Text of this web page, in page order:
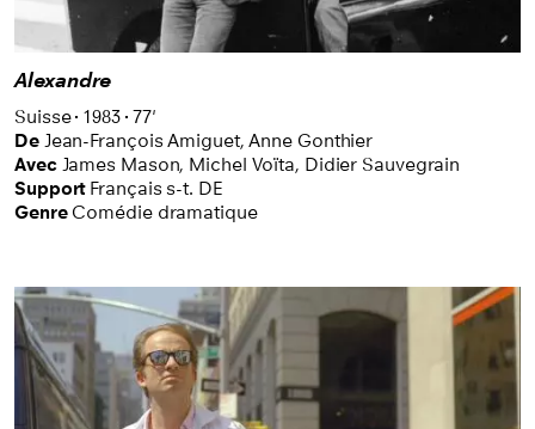
Alexandre
Suisse 1983 77'
De Jean-François Amiguet,Anne Gonthier
Avec James Mason, Michel Voïta, Didier Sauvegrain
Support Français s-t. DE
Genre Comédie dramatique